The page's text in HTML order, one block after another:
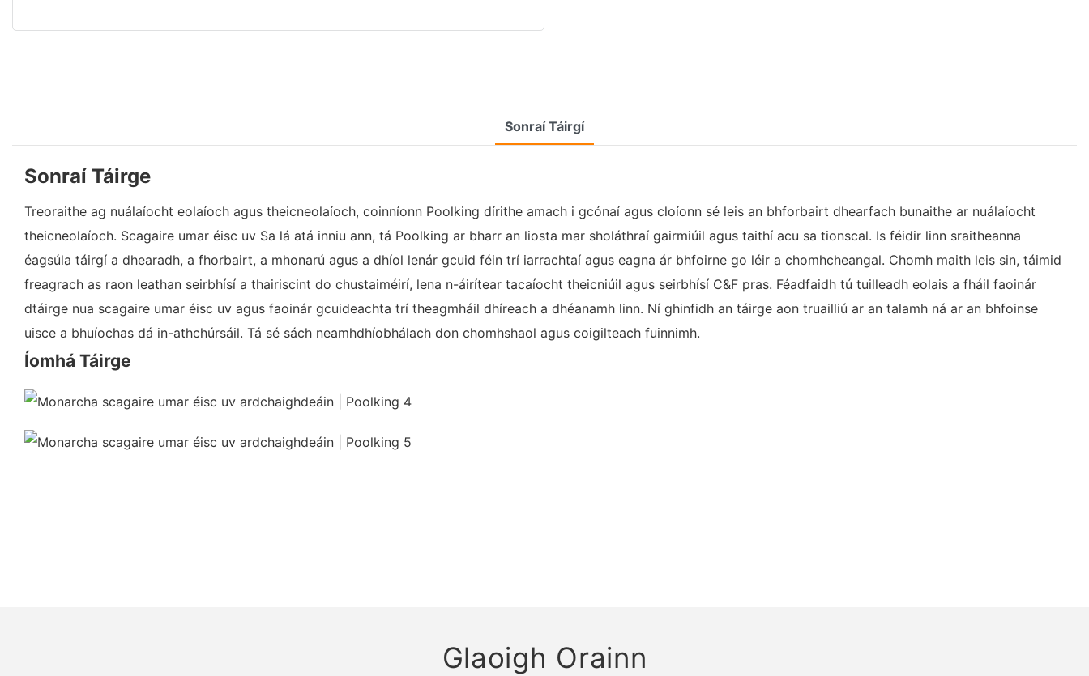
Sonraí Táirgí
Sonraí Táirge
Treoraithe ag nuálaíocht eolaíoch agus theicneolaíoch, coinníonn Poolking dírithe amach i gcónaí agus cloíonn sé leis an bhforbairt dhearfach bunaithe ar nuálaíocht
theicneolaíoch. Scagaire umar éisc uv Sa lá atá inniu ann, tá Poolking ar bharr an liosta mar sholáthraí gairmiúil agus taithí acu sa tionscal. Is féidir linn sraitheanna
éagsúla táirgí a dhearadh, a fhorbairt, a mhonarú agus a dhíol lenár gcuid féin trí iarrachtaí agus eagna ár bhfoirne go léir a chomhcheangal. Chomh maith leis sin, táimid
freagrach as raon leathan seirbhísí a thairiscint do chustaiméirí, lena n-áirítear tacaíocht theicniúil agus seirbhísí C&F pras. Féadfaidh tú tuilleadh eolais a fháil faoinár
dtáirge nua scagaire umar éisc uv agus faoinár gcuideachta trí theagmháil dhíreach a dhéanamh linn. Ní ghinfidh an táirge aon truailliú ar an talamh ná ar an bhfoinse
uisce a bhuíochas dá in-athchúrsáil. Tá sé sách neamhdhíobhálach don chomhshaol agus coigilteach fuinnimh.
Íomhá Táirge
Glaoigh Orainn